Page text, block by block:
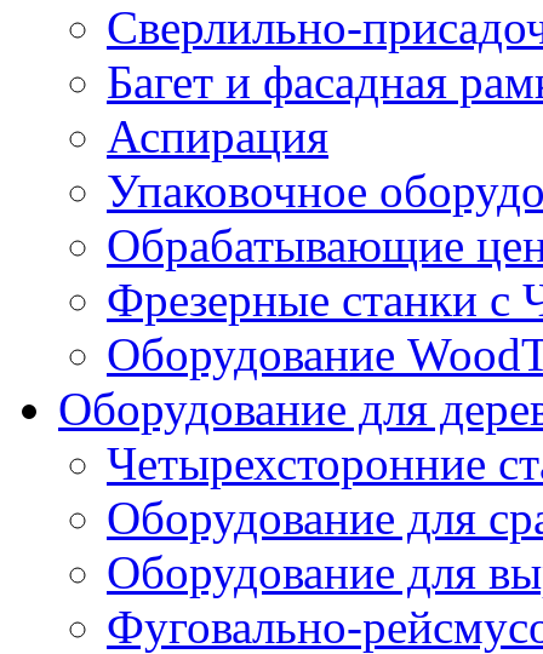
Сверлильно-
Багет и фасадная
Аспирация
Упаковочное
Обрабатывающие
Фрезерные станки
Оборудование
Оборудование для
Четырехсторонние
Оборудование для
Оборудование для
Фуговально-